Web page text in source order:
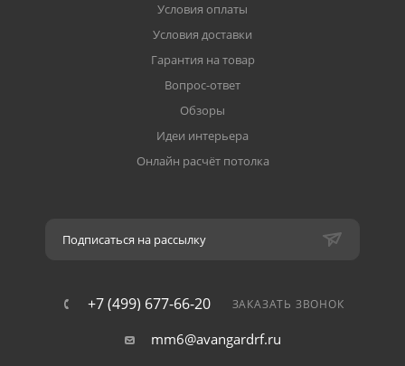
Условия оплаты
Условия доставки
Гарантия на товар
Вопрос-ответ
Обзоры
Идеи интерьера
Онлайн расчёт потолка
Подписаться на рассылку
+7 (499) 677-66-20 ЗАКАЗАТЬ ЗВОНОК
mm6@avangardrf.ru